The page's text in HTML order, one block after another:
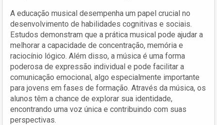
A educação musical desempenha um papel crucial no
desenvolvimento de habilidades cognitivas e sociais.
Estudos demonstram que a prática musical pode ajudar a
melhorar a capacidade de concentração, memória e
raciocínio lógico. Além disso, a música é uma forma
poderosa de expressão individual e pode facilitar a
comunicação emocional, algo especialmente importante
para jovens em fases de formação. Através da música, os
alunos têm a chance de explorar sua identidade,
encontrando uma voz única e contribuindo com suas
perspectivas.